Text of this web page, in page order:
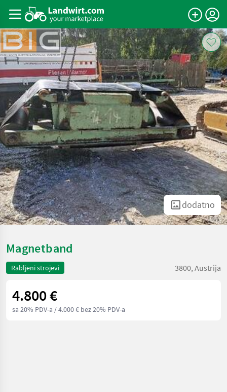
dodatno
Magnetband
Rabljeni strojevi 3800, Austrija
4.800 €
sa 20% PDV-a / 4.000 € bez 20% PDV-a